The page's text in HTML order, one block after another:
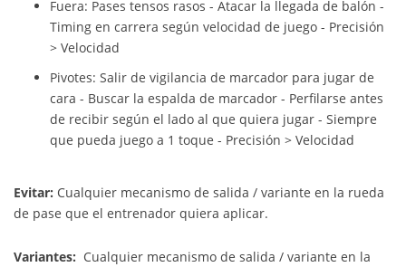
Fuera: Pases tensos rasos - Atacar la llegada de balón -
Timing en carrera según velocidad de juego - Precisión
> Velocidad
Pivotes: Salir de vigilancia de marcador para jugar de
cara - Buscar la espalda de marcador - Perfilarse antes
de recibir según el lado al que quiera jugar - Siempre
que pueda juego a 1 toque - Precisión > Velocidad
Evitar: Cualquier mecanismo de salida / variante en la rueda
de pase que el entrenador quiera aplicar.
Variantes: Cualquier mecanismo de salida / variante en la